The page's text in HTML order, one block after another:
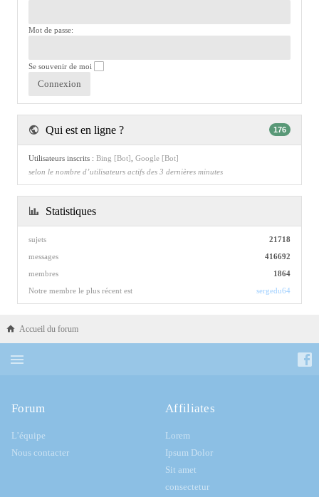
Mot de passe:
Se souvenir de moi
Qui est en ligne ? 176
Utilisateurs inscrits : Bing [Bot], Google [Bot]
selon le nombre d’utilisateurs actifs des 3 dernières minutes
Statistiques
21718
sujets
416692
messages
1864
membres
Notre membre le plus récent est
sergedu64
Accueil du forum
Forum
L’équipe
Nous contacter
Affiliates
Lorem
Ipsum Dolor
Sit amet
consectetur